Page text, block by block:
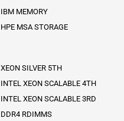
IBM MEMORY
HPE MSA STORAGE
XEON SILVER 5TH
INTEL XEON SCALABLE 4TH
INTEL XEON SCALABLE 3RD
DDR4 RDIMMS